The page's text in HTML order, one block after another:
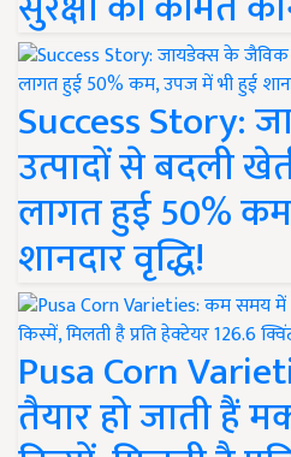
Success Story:
उत्पादों से बदली
लागत हुई 50%
शानदार वृद्धि!
Pusa Corn
तैयार हो जाती हैं